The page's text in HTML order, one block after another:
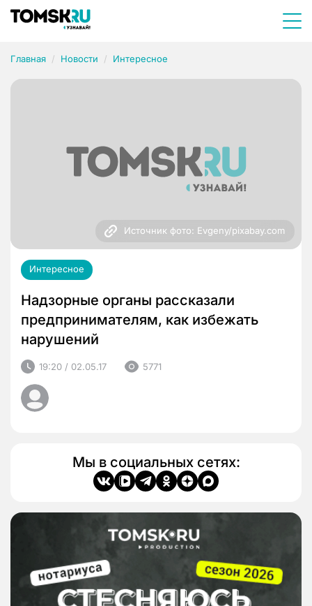
Главная Новости Интересное
Источник фото: Evgeny/pixabay.com
Интересное
Надзорные органы рассказали
предпринимателям, как избежать
нарушений
19:20 / 02.05.17 5771
Мы в социальных сетях: